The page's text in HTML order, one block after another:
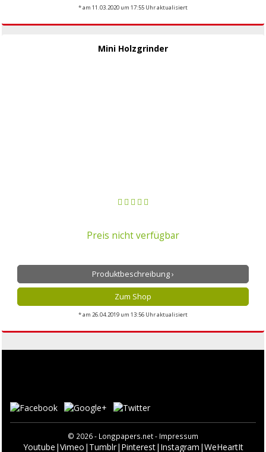
* am 11.03.2020 um 17:55 Uhr aktualisiert
Mini Holzgrinder
Preis nicht verfügbar
Produktbeschreibung ›
Zum Shop
* am 26.04.2019 um 13:56 Uhr aktualisiert
© 2026 - Longpapers.net - Impressum
Youtube |Vimeo | Tumblr| Pinterest| Instagram |WeHeartIt